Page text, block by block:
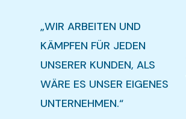
„WIR ARBEITEN UND
KÄMPFEN FÜR JEDEN
UNSERER KUNDEN, ALS
WÄRE ES UNSER EIGENES
UNTERNEHMEN.“